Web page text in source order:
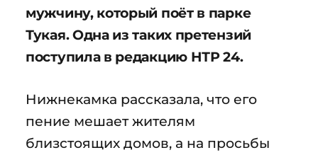
мужчину, который поёт в парке
Тукая. Одна из таких претензий
поступила в редакцию НТР 24.
Нижнекамка рассказала, что его
пение мешает жителям
близстоящих домов, а на просьбы